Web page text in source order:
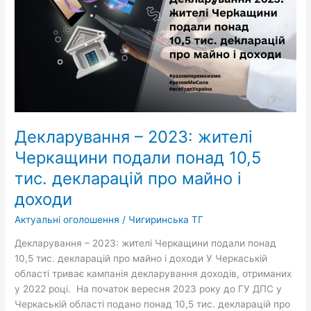
Декларування – 2023: жителі
Черкащини подали понад 10,5
тис. декларацій про майно і
доходи
Актуальні оголошення / Чигиринська ТГ
Декларування – 2023: жителі Черкащини подали понад
10,5 тис. декларацій про майно і доходи У Черкаській
області триває кампанія декларування доходів, отриманих
у 2022 році. На початок вересня 2023 року до ГУ ДПС у
Черкаській області подано понад 10,5 тис. декларацій про
Черкащини
про
майно
і
доходи